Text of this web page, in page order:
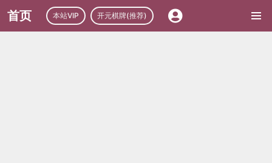
首页 本站VIP 开元棋牌(推荐)